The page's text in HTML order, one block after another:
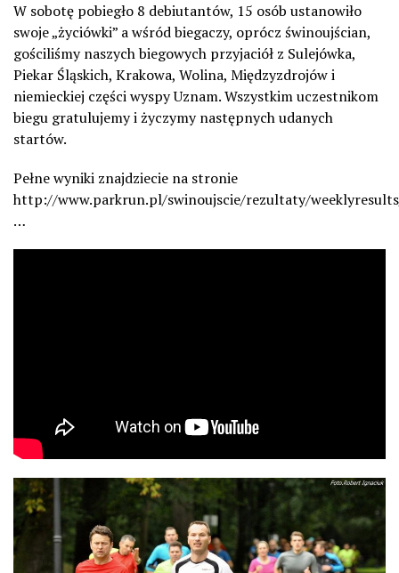
W sobotę pobiegło 8 debiutantów, 15 osób ustanowiło
swoje „życiówki” a wśród biegaczy, oprócz świnoujścian,
gościliśmy naszych biegowych przyjaciół z Sulejówka,
Piekar Śląskich, Krakowa, Wolina, Międzyzdrojów i
niemieckiej części wyspy Uznam. Wszystkim uczestnikom
biegu gratulujemy i życzymy następnych udanych
startów.
Pełne wyniki znajdziecie na stronie
http://www.parkrun.pl/swinoujscie/rezultaty/
…